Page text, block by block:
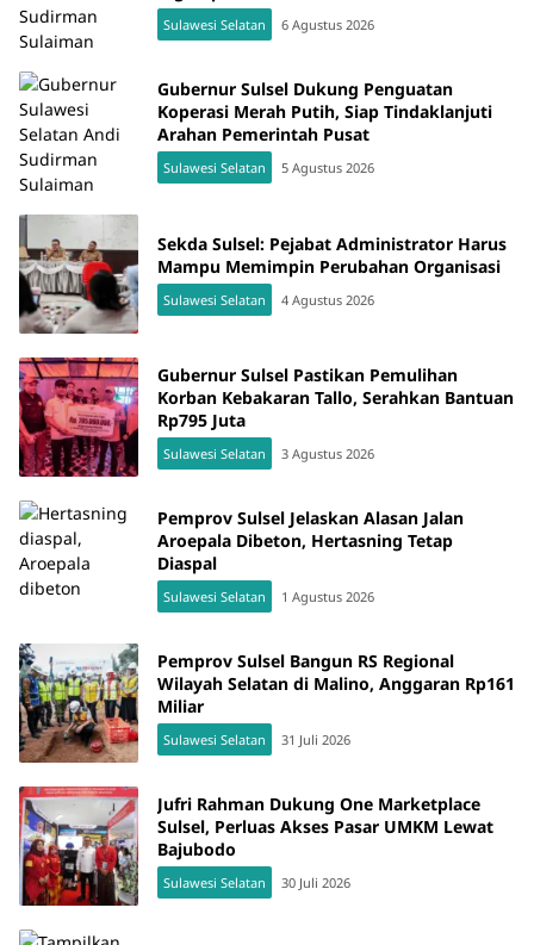
Sulawesi Selatan 6 Agustus 2026
Gubernur Sulsel Dukung Penguatan
Koperasi Merah Putih, Siap Tindaklanjuti
Arahan Pemerintah Pusat
Sulawesi Selatan 5 Agustus 2026
Sekda Sulsel: Pejabat Administrator Harus
Mampu Memimpin Perubahan Organisasi
Sulawesi Selatan 4 Agustus 2026
Gubernur Sulsel Pastikan Pemulihan
Korban Kebakaran Tallo, Serahkan Bantuan
Rp795 Juta
Sulawesi Selatan 3 Agustus 2026
Pemprov Sulsel Jelaskan Alasan Jalan
Aroepala Dibeton, Hertasning Tetap
Diaspal
Sulawesi Selatan 1 Agustus 2026
Pemprov Sulsel Bangun RS Regional
Wilayah Selatan di Malino, Anggaran Rp161
Miliar
Sulawesi Selatan 31 Juli 2026
Jufri Rahman Dukung One Marketplace
Sulsel, Perluas Akses Pasar UMKM Lewat
Bajubodo
Sulawesi Selatan 30 Juli 2026